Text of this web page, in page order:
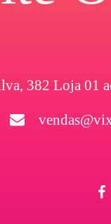
382 Loja 01